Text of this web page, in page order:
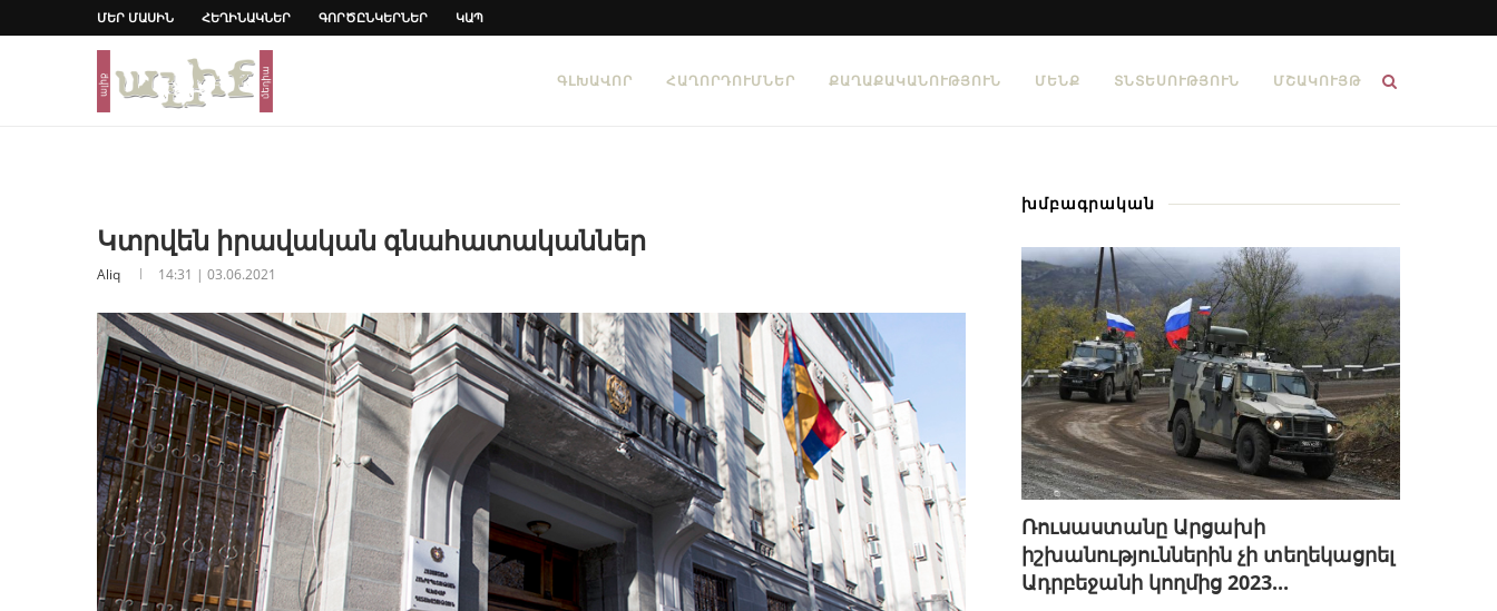
ՄԵՐ ՄԱՍԻՆ ՀԵՂԻՆԱԿՆԵՐ ԳՈՐԾԸՆԿԵՐՆԵՐ ԿԱՊ
ԳԼԽԱՎՈՐ ՀԱՂՈՐԴՈՒՄՆԵՐ ՔԱՂԱՔԱԿԱՆՈՒԹՅՈՒՆ ՄԵՆՔ ՏՆՏԵՍՈՒԹՅՈՒՆ ՄՇԱԿՈՒՅԹ
Կտրվեն իրավական գնահատականներ
Aliq 14:31 | 03.06.2021
խմբագրական
Ռուսաստանը Արցախի
իշխանություններին չի տեղեկացրել
Ադրբեջանի կողմից 2023...